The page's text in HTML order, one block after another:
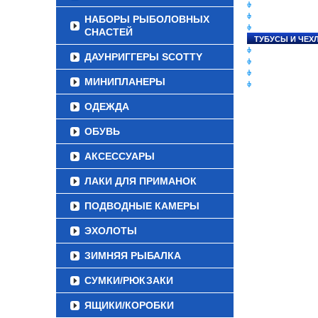
НАБОРЫ РЫБОЛОВНЫХ
СНАСТЕЙ
ДАУНРИГГЕРЫ SCOTTY
МИНИПЛАНЕРЫ
ОДЕЖДА
ОБУВЬ
АКСЕССУАРЫ
ЛАКИ ДЛЯ ПРИМАНОК
ПОДВОДНЫЕ КАМЕРЫ
ЭХОЛОТЫ
ЗИМНЯЯ РЫБАЛКА
СУМКИ/РЮКЗАКИ
ЯЩИКИ/КОРОБКИ
ТУБУСЫ И